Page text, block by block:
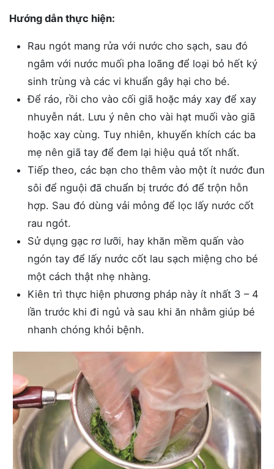
Hướng dẫn thực hiện:
Rau ngót mang rửa với nước cho sạch, sau đó
ngâm với nước muối pha loãng để loại bỏ hết ký
sinh trùng và các vi khuẩn gây hại cho bé.
Để ráo, rồi cho vào cối giã hoặc máy xay để xay
nhuyễn nát. Lưu ý nên cho vài hạt muối vào giã
hoặc xay cùng. Tuy nhiên, khuyến khích các ba
mẹ nên giã tay để đem lại hiệu quả tốt nhất.
Tiếp theo, các bạn cho thêm vào một ít nước đun
sôi để nguội đã chuẩn bị trước đó để trộn hỗn
hợp. Sau đó dùng vải mỏng để lọc lấy nước cốt
rau ngót.
Sử dụng gạc rơ lưỡi, hay khăn mềm quấn vào
ngón tay để lấy nước cốt lau sạch miệng cho bé
một cách thật nhẹ nhàng.
Kiên trì thực hiện phương pháp này ít nhất 3 – 4
lần trước khi đi ngủ và sau khi ăn nhằm giúp bé
nhanh chóng khỏi bệnh.